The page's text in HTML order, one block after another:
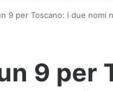
9 per Toscano: i due nomi
9 per